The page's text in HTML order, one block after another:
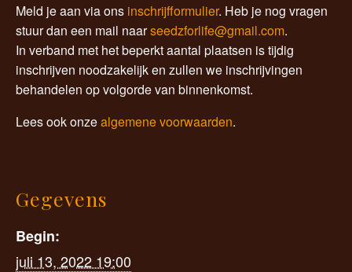
Meld je aan via ons inschrijfformulier. Heb je nog vragen
stuur dan een mail naarseedzforlife@gmail.com.
In verband met het beperkt aantal plaatsen is tijdig
inschrijven noodzakelijk en zullen we inschrijvingen
behandelen op volgorde van binnenkomst.
Lees ook onzealgemene voorwaarden.
Gegevens
Begin:
juli 13, 2022 19:00